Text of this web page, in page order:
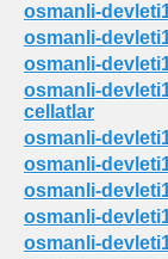
osmanli-
osmanli-
osmanli-
osmanli-
cellatlar
osmanli-
osmanli-
osmanli-
osmanli-
osmanli-